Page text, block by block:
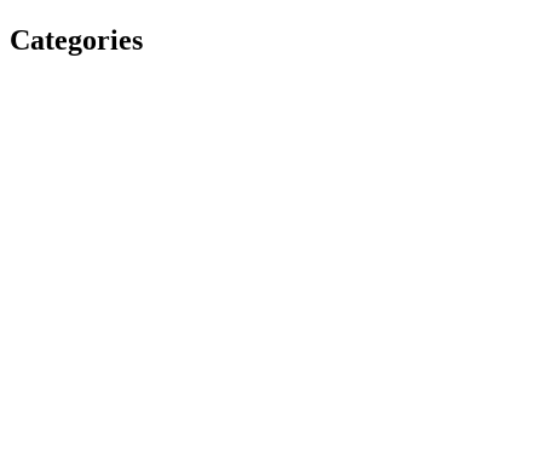
Categories